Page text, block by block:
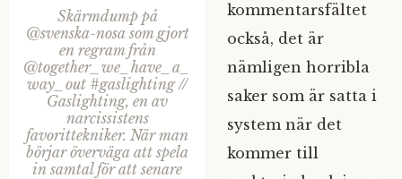
Skärmdump på
@svenska-nosa som gjort
en regram från
@together_we_have_a_
way_out #gaslighting //
Gaslighting, en av
narcissistens
favorittekniker. När man
börjar överväga att spela
in samtal för att senare
kommentarsfältet
också, det är
nämligen horribla
saker som är satta i
system när det
kommer till